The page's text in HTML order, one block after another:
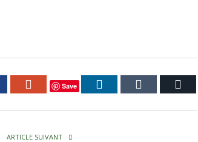
Google+
Save LinkedIn Tumblr
ARTICLE SUIVANT